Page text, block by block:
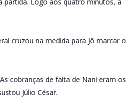
cruzou na medida para Jô marcar o
cobranças de falta de Nani eram os
Júlio César.